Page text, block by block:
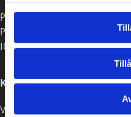
Postadress:
PB 58
10611 Raseborg
KONTAKTUPPGIFTER
Växel 019-289 2000